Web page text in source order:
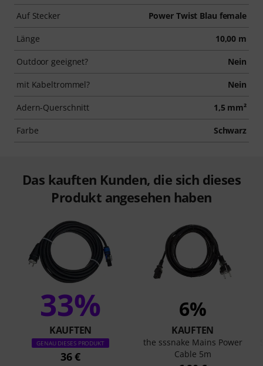
Auf Stecker Power Twist Blau female
Länge 10,00 m
Outdoor geeignet? Nein
mit Kabeltrommel? Nein
Adern-Querschnitt 1,5 mm²
Farbe Schwarz
Das kauften Kunden, die sich dieses
Produkt angesehen haben
33%
KAUFTEN
GENAU DIESES PRODUKT
36 €
6%
KAUFTEN
the sssnake Mains Power
Cable 5m